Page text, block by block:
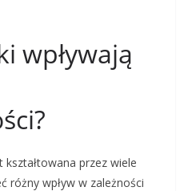
wpływają
przez wiele
różny wpływ w zależności